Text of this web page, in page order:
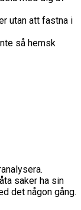
utan att fastna i
så hemsk
saker ha sin
det någon gång.